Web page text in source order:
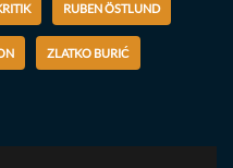
RUBEN ÖSTLUND
ZLATKO BURIĆ